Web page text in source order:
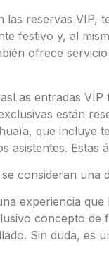
las reservas VIP,
festivo y, al
ofrece
entradas
están
que incluye
asistentes. Estas
consideran una
experiencia
concepto de
Sin duda, es